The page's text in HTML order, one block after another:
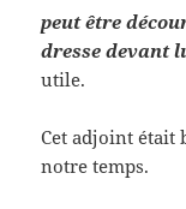
peut être
dresse devant
utile.
Cet adjoint était
notre temps.